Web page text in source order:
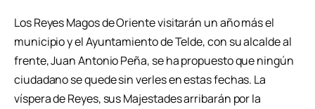
Los Reyes Magos de Oriente visitarán un año más el
municipio y el Ayuntamiento de Telde, con su alcalde al
frente, Juan Antonio Peña, se ha propuesto que ningún
ciudadano se quede sin verles en estas fechas. La
víspera de Reyes, sus Majestades arribarán por la